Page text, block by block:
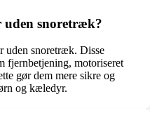
snoretræk?
uden snoretræk. Disse
fjernbetjening, motoriseret
gør dem mere sikre og
og kæledyr.